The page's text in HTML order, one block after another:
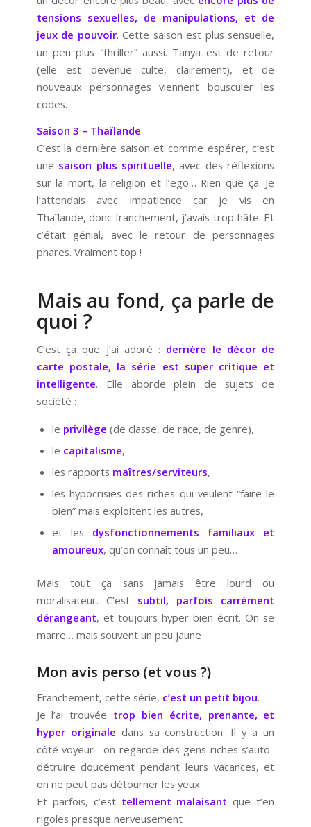
tensions sexuelles, de manipulations, et de
jeux de pouvoir. Cette saison est plus sensuelle,
un peu plus “thriller” aussi. Tanya est de retour
(elle est devenue culte, clairement), et de
nouveaux personnages viennent bousculer les
codes.
Saison 3 – Thaïlande
C’est la dernière saison et comme espérer, c’est
une saison plus spirituelle, avec des réflexions
sur la mort, la religion et l’ego… Rien que ça. Je
l’attendais avec impatience car je vis en
Thaïlande, donc franchement, j’avais trop hâte. Et
c’était génial, avec le retour de personnages
phares. Vraiment top !
Mais au fond, ça parle de
quoi ?
C’est ça que j’ai adoré : derrière le décor de
carte postale, la série est super critique et
intelligente. Elle aborde plein de sujets de
société :
le privilège (de classe, de race, de genre),
le capitalisme,
les rapports maîtres/serviteurs,
les hypocrisies des riches qui veulent “faire le
bien” mais exploitent les autres,
et les dysfonctionnements familiaux et
amoureux, qu’on connaît tous un peu…
Mais tout ça sans jamais être lourd ou
moralisateur. C’est subtil, parfois carrément
dérangeant, et toujours hyper bien écrit. On se
marre… mais souvent un peu jaune
Mon avis perso (et vous ?)
Franchement, cette série, c’est un petit bijou.
Je l’ai trouvée trop bien écrite, prenante, et
hyper originale dans sa construction. Il y a un
côté voyeur : on regarde des gens riches s’auto-
détruire doucement pendant leurs vacances, et
on ne peut pas détourner les yeux.
Et parfois, c’est tellement malaisant que t’en
rigoles presque nerveusement